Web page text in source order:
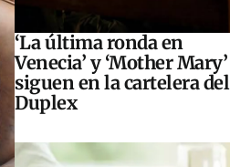
‘La última ronda en
Venecia’ y ‘Mother Mary’
siguen en la cartelera del
Duplex